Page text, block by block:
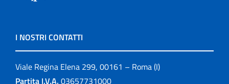
I NOSTRI CONTATTI
Viale Regina Elena 299, 00161 – Roma (I)
Partita I.V.A. 03657731000